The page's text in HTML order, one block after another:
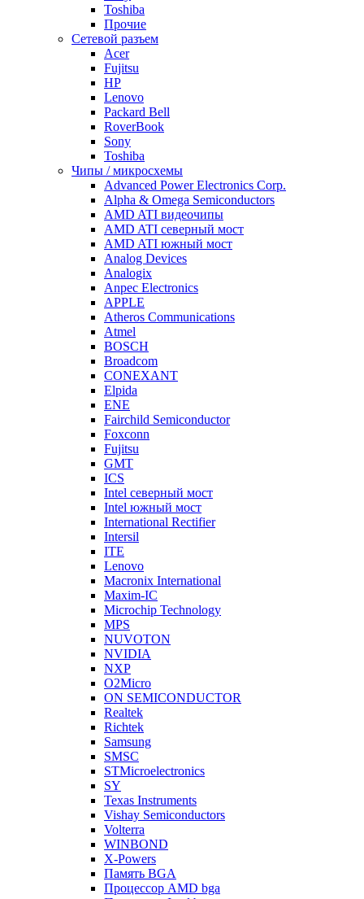
Toshiba
Прочие
Сетевой разъем
Acer
Fujitsu
HP
Lenovo
Packard Bell
RoverBook
Sony
Toshiba
Чипы / микросхемы
Advanced Power Electronics Corp.
Alpha & Omega Semiconductors
AMD ATI видеочипы
AMD ATI северный мост
AMD ATI южный мост
Analog Devices
Analogix
Anpec Electronics
APPLE
Atheros Communications
Atmel
BOSCH
Broadcom
CONEXANT
Elpida
ENE
Fairchild Semiconductor
Foxconn
Fujitsu
GMT
ICS
Intel северный мост
Intel южный мост
International Rectifier
Intersil
ITE
Lenovo
Macronix International
Maxim-IC
Microchip Technology
MPS
NUVOTON
NVIDIA
NXP
O2Micro
ON SEMICONDUCTOR
Realtek
Richtek
Samsung
SMSC
STMicroelectronics
SY
Texas Instruments
Vishay Semiconductors
Volterra
WINBOND
X-Powers
Память BGA
Процессор AMD bga